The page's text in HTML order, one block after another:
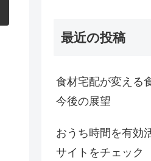
最近の投稿
食材宅配が変える
今後の展望
おうち時間を有効
サイトをチェック